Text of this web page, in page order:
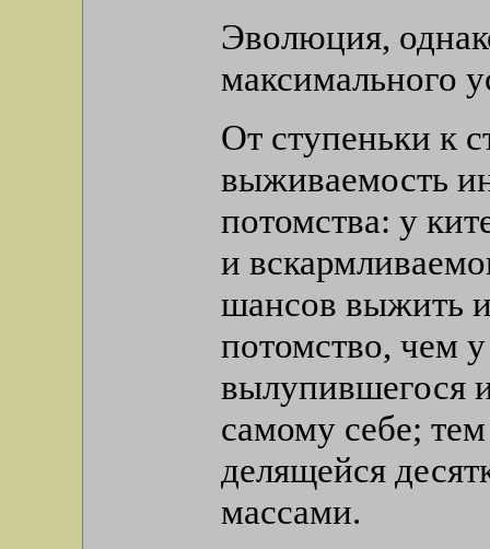
Эволюция,
максимального
От ступеньки к
выживаемость
потомства: у
и
шансов выжить
потомство, чем
вылупившегося
самому себе;
делящейся
массами.